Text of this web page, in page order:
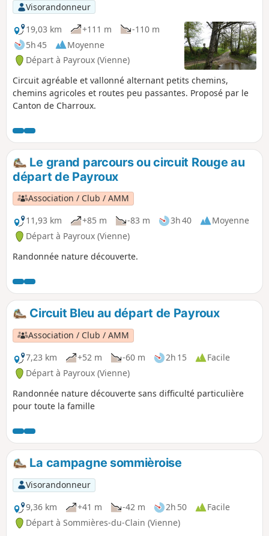
Visorandonneur
19,03 km
+111 m
-110 m
5h 45
Moyenne
Départ à Payroux (Vienne)
Circuit agréable et vallonné alternant petits chemins,
chemins agricoles et routes peu passantes. Proposé par le
Canton de Charroux.
Le grand parcours ou circuit Rouge au
départ de Payroux
Association / Club / AMM
11,93 km
+85 m -83 m 3h 40
Moyenne
Départ à Payroux (Vienne)
Randonnée nature découverte.
Circuit Bleu au départ de Payroux
Association / Club / AMM
7,23 km
+52 m -60 m 2h 15
Facile
Départ à Payroux (Vienne)
Randonnée nature découverte sans difficulté particulière
pour toute la famille
La campagne sommièroise
Visorandonneur
9,36 km
+41 m -42 m 2h 50
Facile
Départ à Sommières-du-Clain (Vienne)